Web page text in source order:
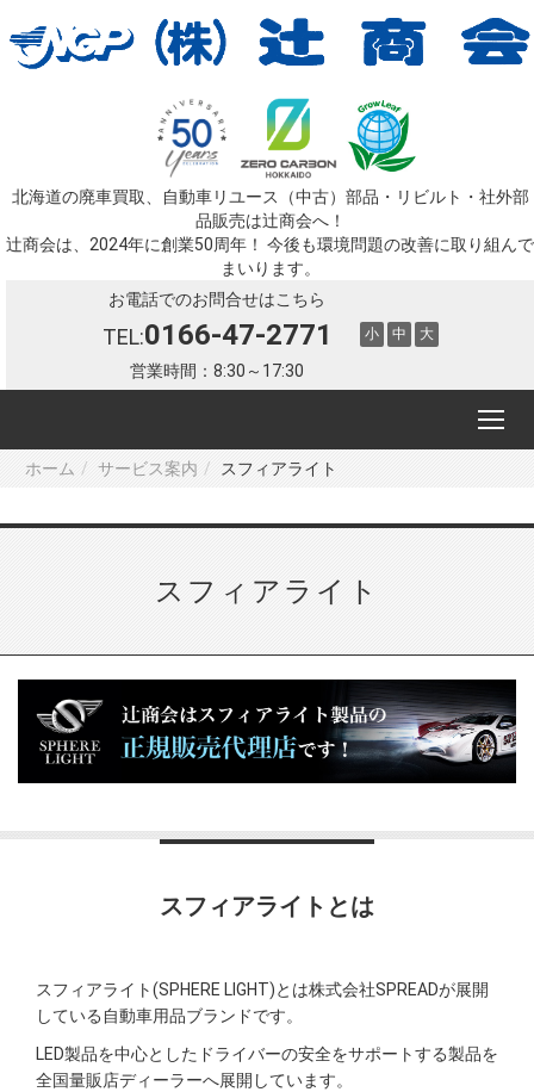
北海道の廃車買取、自動車リユース（中古）部品・リビルト・社外部
品販売は辻󠄀商会へ！
辻󠄀商会は、2024年に創業50周年！ 今後も環境問題の改善に取り組んで
まいります。
お電話でのお問合せはこちら
TEL:0166-47-2771
営業時間：8:30～17:30
小 中 大
ホーム サービス案内 スフィアライト
スフィアライト
スフィアライトとは
スフィアライト(SPHERE LIGHT)とは株式会社SPREADが展開
している自動車用品ブランドです。
LED製品を中心としたドライバーの安全をサポートする製品を
全国量販店ディーラーへ展開しています。